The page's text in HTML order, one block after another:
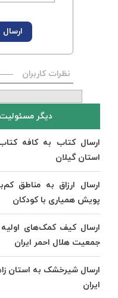
نظرات کاربران
دیگر
ارسال کتاب به کافه
استان گیلان
ارسال ارزاق به مناطق
پویش همیاری با کودکان
جمعیت هلال احمر ایران
ارسال شیرخشک به استان
ایران